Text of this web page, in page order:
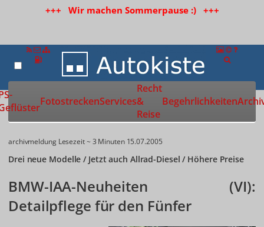
+++ Wir machen Sommerpause :) +++
Zur Startseite
FotostreckenServices
Recht
&
Reise
Begehrlichkeiten
archivmeldung Lesezeit ~ 3 Minuten 15.07.2005
Drei neue Modelle / Jetzt auch Allrad-Diesel / Höhere Preise
BMW-IAA-Neuheiten (VI):
Detailpflege für den Fünfer